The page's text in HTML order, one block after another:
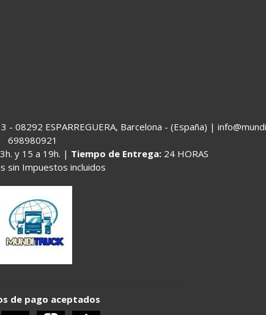
- 08292 ESPARREGUERA, Barcelona - (España) |
698980921
y 15 a 19h. | Tiempo de Entrega: 24 HORAS
sin Impuestos incluidos
de pago aceptados